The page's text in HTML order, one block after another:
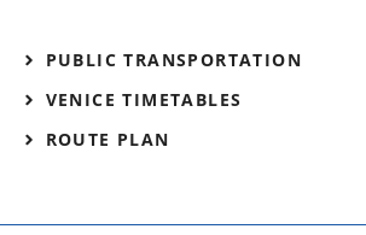
PUBLIC TRANSPORTATION
VENICE TIMETABLES
ROUTE PLAN